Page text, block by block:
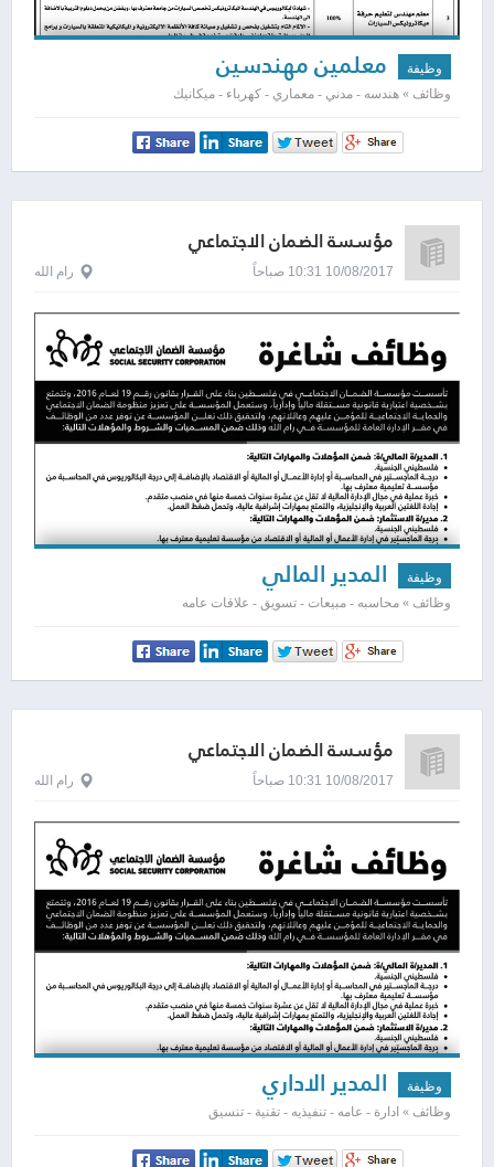
وظيفة معلمين مهندسين
وظائف » هندسه - مدني - معماري - كهرباء - ميكانيك
مؤسسة الضمان الاجتماعي
10/08/2017 10:31 صباحاً رام الله
وظيفة المدير المالي
وظائف » محاسبه - مبيعات - تسويق - علاقات عامه
مؤسسة الضمان الاجتماعي
10/08/2017 10:31 صباحاً رام الله
وظيفة المدير الاداري
وظائف » ادارة - عامه - تنفيذيه - تقنية - تنسيق